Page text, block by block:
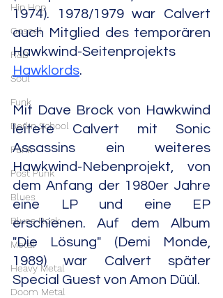
Hip Hop
Gospel
R&B
Soul
Funk
Berlin School
Punk
Post Punk
Blues
Blues Rock
Metal
Heavy Metal
Doom Metal
1974). 1978/1979 war Calvert
auch Mitglied des temporären
Hawklords.
Mit Dave Brock von Hawkwind
leitete Calvert mit Sonic
Assassins ein weiteres
Hawkwind-Nebenprojekt, von
dem Anfang der 1980er Jahre
eine LP und eine EP
erschienen. Auf dem Album
"Die Lösung" (Demi Monde,
1989) war Calvert später
Special Guest von Amon Düül.